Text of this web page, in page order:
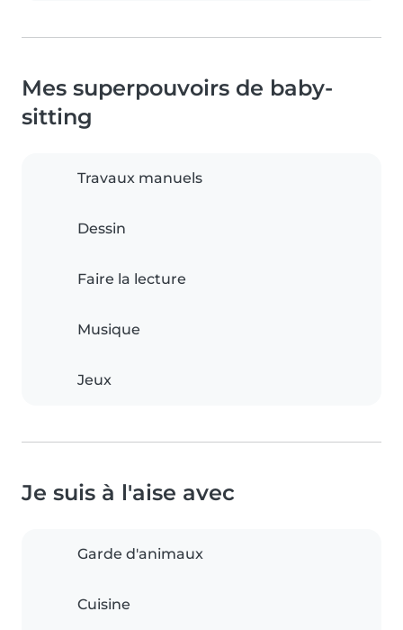
Mes superpouvoirs de baby-
sitting
Travaux manuels
Dessin
Faire la lecture
Musique
Jeux
Je suis à l'aise avec
Garde d'animaux
Cuisine